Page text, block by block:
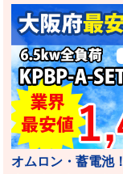
オムロン・蓄電池！